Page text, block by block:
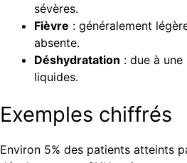
sévères.
Fièvre : généralement
absente.
Déshydratation : due à
liquides.
Exemples chiffrés
Environ 5% des patients atteints